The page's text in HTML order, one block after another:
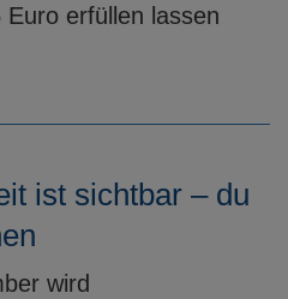
erfüllen lassen
ist sichtbar – du
wird